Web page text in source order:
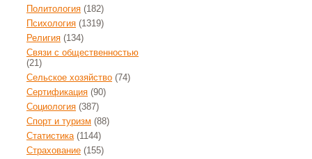
Политология (182)
Психология (1319)
Религия (134)
Связи с общественностью
(21)
Сельское хозяйство (74)
Сертификация (90)
Социология (387)
Спорт и туризм (88)
Статистика(1144)
Страхование (155)